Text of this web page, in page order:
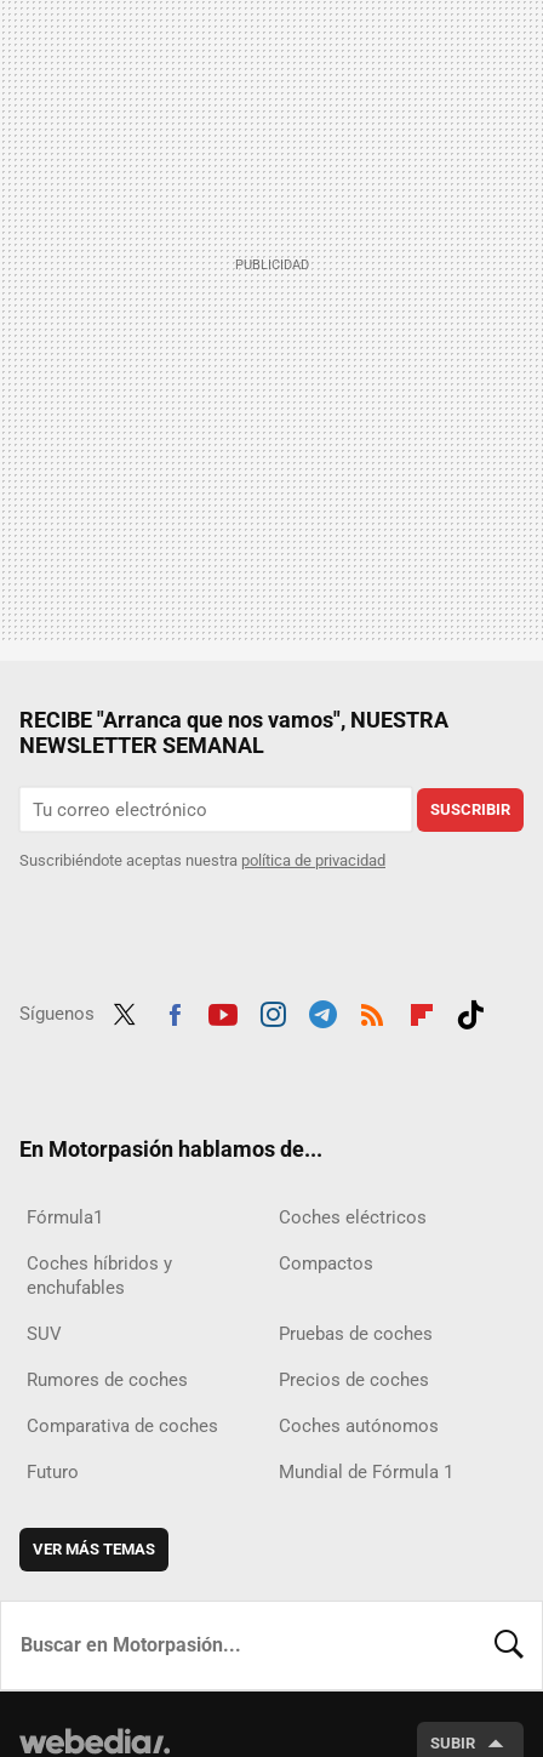
RECIBE "Arranca que nos vamos", NUESTRA
NEWSLETTER SEMANAL
SUSCRIBIR
Suscribiéndote aceptas nuestra política de privacidad
Síguenos
En Motorpasión hablamos de...
Fórmula1 Coches eléctricos
Coches híbridos y
enchufables
Compactos
SUV Pruebas de coches
Rumores de coches Precios de coches
Comparativa de coches Coches autónomos
Futuro Mundial de Fórmula 1
VER MÁS TEMAS
SUBIR